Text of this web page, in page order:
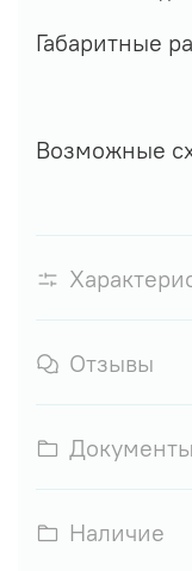
Габаритные
Возможные
Отзывы
Документы
Наличие